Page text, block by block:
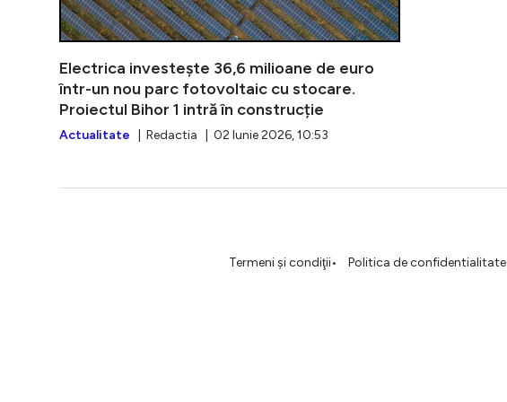
Electrica investește 36,6 milioane de euro
într-un nou parc fotovoltaic cu stocare.
Proiectul Bihor 1 intră în construcție
Actualitate | Redactia | 02 Iunie 2026, 10:53
Termeni şi condiţii Politica de confidentialitate